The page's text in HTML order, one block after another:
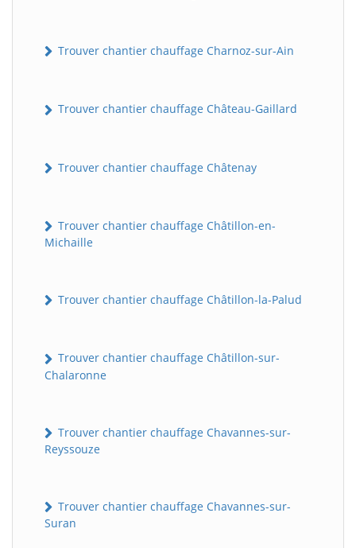
Trouver chantier chauffage Charnoz-sur-Ain
Trouver chantier chauffage Château-Gaillard
Trouver chantier chauffage Châtenay
Trouver chantier chauffage Châtillon-en-
Michaille
Trouver chantier chauffage Châtillon-la-Palud
Trouver chantier chauffage Châtillon-sur-
Chalaronne
Trouver chantier chauffage Chavannes-sur-
Reyssouze
Trouver chantier chauffage Chavannes-sur-
Suran